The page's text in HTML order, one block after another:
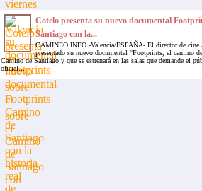
Cotelo presenta su nuevo documental
Santiago con la...
CAMINEO.INFO -Valencia/ESPAÑA- El director de cine
presentado su nuevo documental “Footprints, el camino
Camino de Santiago y que se estrenará en las salas que demande el
oficial....